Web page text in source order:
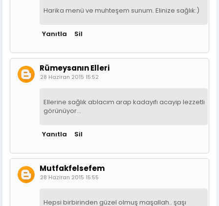
Harika menü ve muhteşem sunum. Elinize sağlık:)
Yanıtla Sil
Rümeysanın Elleri
28 Haziran 2015 15:52
Ellerine sağlık ablacım arap kadayıfı acayip lezzetli
görünüyor...
Yanıtla Sil
Mutfakfelsefem
28 Haziran 2015 15:55
Hepsi birbirinden güzel olmuş maşallah.. şaşı